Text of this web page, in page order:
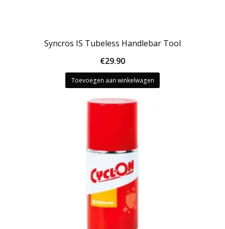
Syncros IS Tubeless Handlebar Tool
€29.90
Toevoegen aan winkelwagen